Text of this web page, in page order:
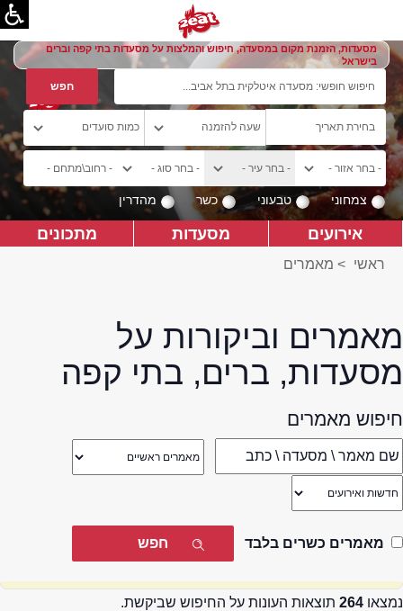
מסעדות, הזמנת מקום במסעדה, חיפוש והמלצות על מסעדות בתי קפה וברים
בישראל
צמחוני טבעוני כשר מהדרין
אירועים מסעדות מתכונים
ראשי > מאמרים
מאמרים וביקורות על
מסעדות, ברים, בתי קפה
חיפוש מאמרים
מאמרים כשרים בלבד
נמצאו 264 תוצאות העונות על החיפוש שביקשת.